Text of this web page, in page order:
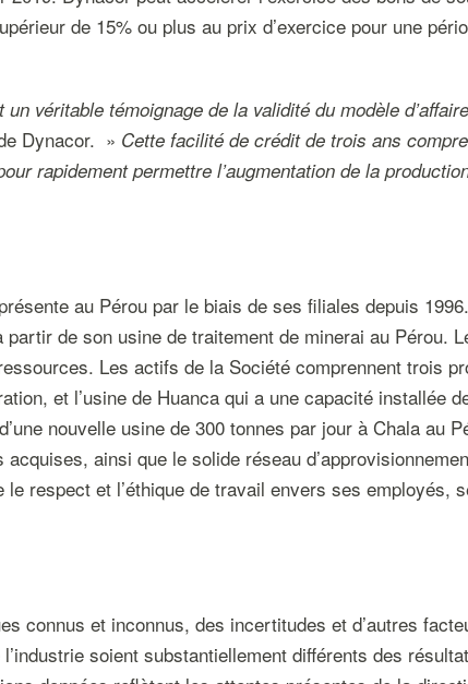
de 15% ou plus au prix d’exercice pour une
véritable témoignage de la validité du modèle
Dynacor. » Cette facilité de crédit de trois ans
rapidement permettre l’augmentation de la
au Pérou par le biais de ses filiales depuis
de son usine de traitement de minerai au Pérou.
Les actifs de la Société comprennent trois
et l’usine de Huanca qui a une capacité installée
nouvelle usine de 300 tonnes par jour à Chala au
ainsi que le solide réseau
respect et l’éthique de travail envers ses employés,
connus et inconnus, des incertitudes et d’autres
soient substantiellement différents des